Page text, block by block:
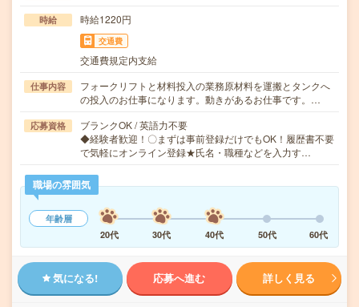
時給 時給1220円
交通費
交通費規定内支給
仕事内容
フォークリフトと材料投入の業務原材料を運搬とタンクへ
の投入のお仕事になります。動きがあるお仕事です。…
応募資格
ブランクOK / 英語力不要
◆経験者歓迎！〇まずは事前登録だけでもOK！履歴書不要
で気軽にオンライン登録★氏名・職種などを入力す…
職場の雰囲気
年齢層
20代
30代 40代 50代 60代
気になる! 応募へ進む 詳しく見る